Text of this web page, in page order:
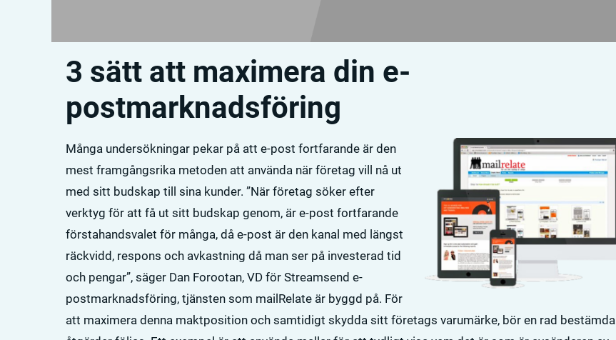
3 sätt att maximera din e-
postmarknadsföring
Många undersökningar pekar på att e-post fortfarande är den
mest framgångsrika metoden att använda när företag vill nå ut
med sitt budskap till sina kunder. ”När företag söker efter
verktyg för att få ut sitt budskap genom, är e-post fortfarande
förstahandsvalet för många, då e-post är den kanal med längst
räckvidd, respons och avkastning då man ser på investerad tid
och pengar”, säger Dan Forootan, VD för Streamsend e-
postmarknadsföring, tjänsten som mailRelate är byggd på. För
att maximera denna maktposition och samtidigt skydda sitt företags varumärke, bör en rad bestämda